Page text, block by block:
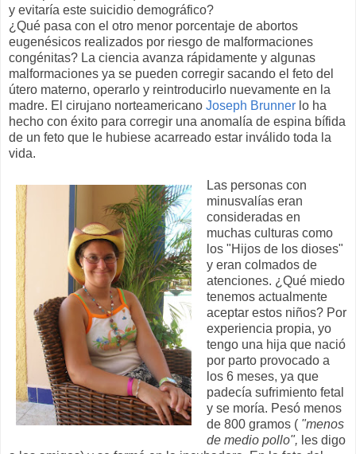
y evitaría este suicidio demográfico?
¿Qué pasa con el otro menor porcentaje de abortos
eugenésicos realizados por riesgo de malformaciones
congénitas? La ciencia avanza rápidamente y algunas
malformaciones ya se pueden corregir sacando el feto del
útero materno, operarlo y reintroducirlo nuevamente en la
madre. El cirujano norteamericano Joseph Brunner lo ha
hecho con éxito para corregir una anomalía de espina bífida
de un feto que le hubiese acarreado estar inválido toda la
vida.
Las personas con
minusvalías eran
consideradas en
muchas culturas como
los "Hijos de los dioses"
y eran colmados de
atenciones. ¿Qué miedo
tenemos actualmente
aceptar estos niños? Por
experiencia propia, yo
tengo una hija que nació
por parto provocado a
los 6 meses, ya que
padecía sufrimiento fetal
y se moría. Pesó menos
de 800 gramos ( "menos
de medio pollo", les digo